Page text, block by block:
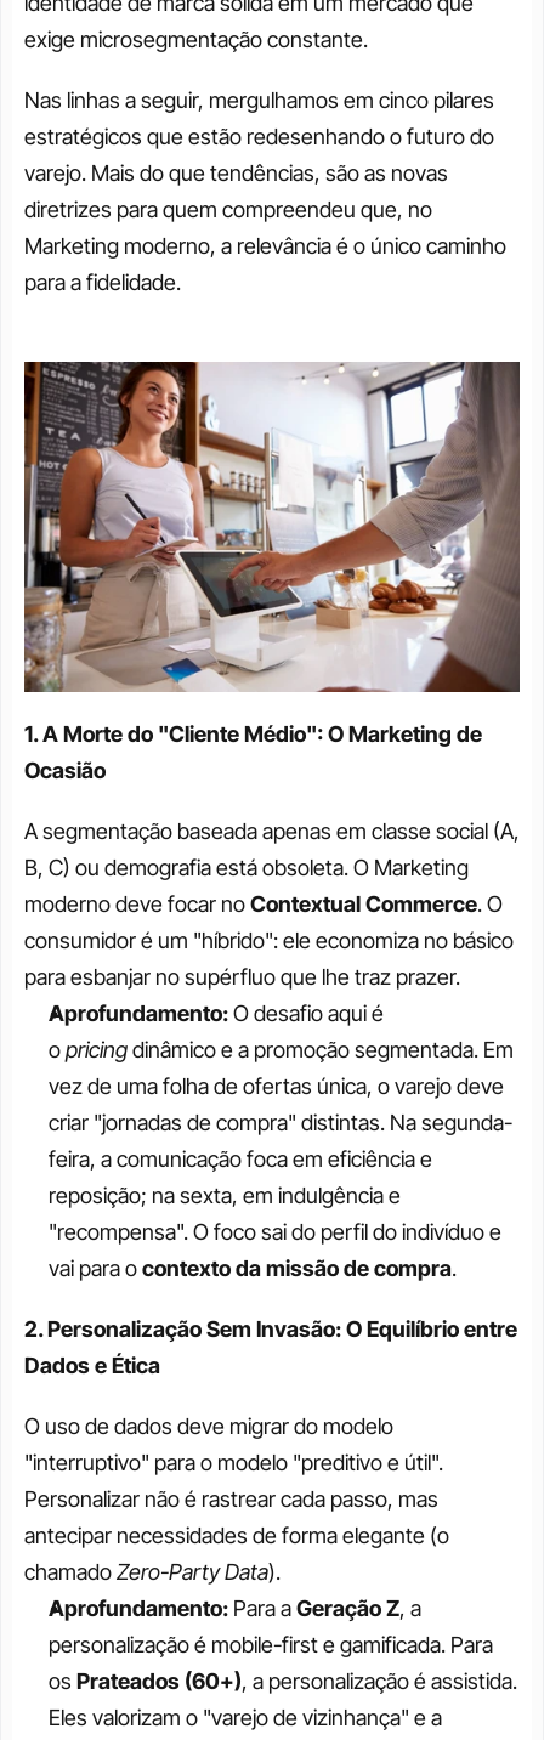
exige microsegmentação constante.
Nas linhas a seguir, mergulhamos em cinco pilares
estratégicos que estão redesenhando o futuro do
varejo. Mais do que tendências, são as novas
diretrizes para quem compreendeu que, no
Marketing moderno, a relevância é o único caminho
para a fidelidade.
1. A Morte do "Cliente Médio": O Marketing de
Ocasião
A segmentação baseada apenas em classe social (A,
B, C) ou demografia está obsoleta. O Marketing
moderno deve focar no Contextual Commerce. O
consumidor é um "híbrido": ele economiza no básico
para esbanjar no supérfluo que lhe traz prazer.
Aprofundamento: O desafio aqui é
o pricing dinâmico e a promoção segmentada. Em
vez de uma folha de ofertas única, o varejo deve
criar "jornadas de compra" distintas. Na segunda-
feira, a comunicação foca em eficiência e
reposição; na sexta, em indulgência e
"recompensa". O foco sai do perfil do indivíduo e
vai para o contexto da missão de compra.
2. Personalização Sem Invasão: O Equilíbrio entre
Dados e Ética
O uso de dados deve migrar do modelo
"interruptivo" para o modelo "preditivo e útil".
Personalizar não é rastrear cada passo, mas
antecipar necessidades de forma elegante (o
chamado Zero-Party Data).
Aprofundamento: Para a Geração Z, a
personalização é mobile-first e gamificada. Para
os Prateados (60+), a personalização é assistida.
Eles valorizam o "varejo de vizinhança" e a